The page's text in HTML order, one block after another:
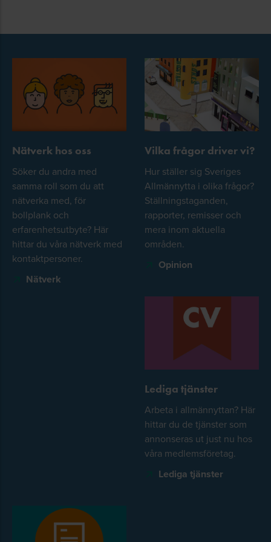
Nätverk hos oss
Söker du andra med
samma roll som du att
nätverka med, för
bollplank och
erfarenhetsutbyte? Här
hittar du våra nätverk med
kontaktpersoner.
Nätverk
Vilka frågor driver vi?
Hur ställer sig Sveriges
Allmännytta i olika frågor?
Ställningstaganden,
rapporter, remisser och
mera inom aktuella
områden.
Opinion
Lediga tjänster
Arbeta i allmännyttan? Här
hittar du de tjänster som
annonseras ut just nu hos
våra medlemsföretag.
Lediga tjänster